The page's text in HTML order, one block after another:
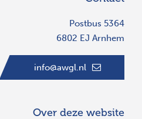
Postbus 5364
6802 EJ Arnhem
info@awgl.nl
Over deze website